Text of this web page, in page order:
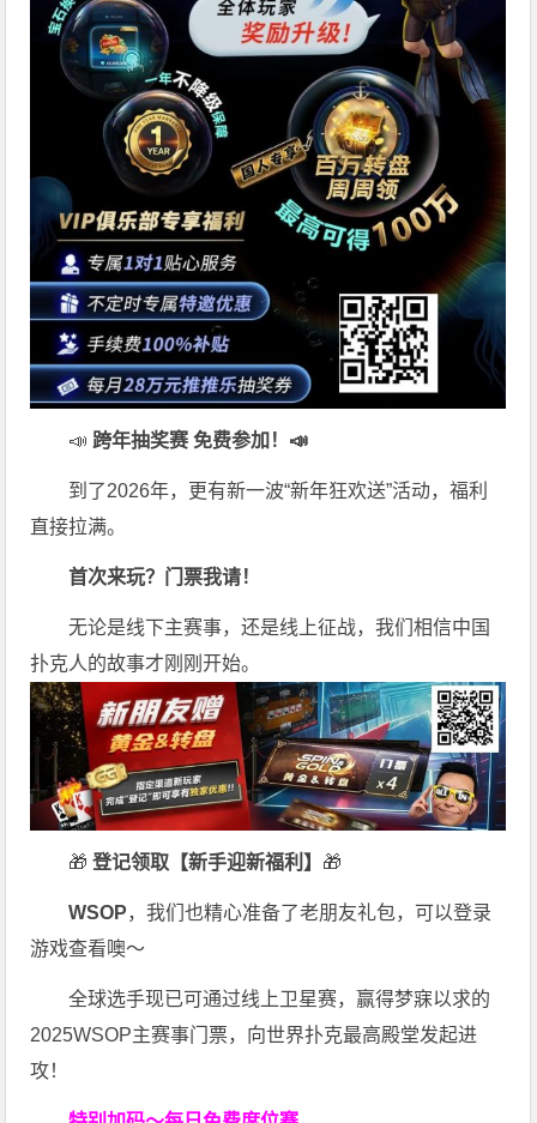
📣 跨年抽奖赛 免费参加 ！📣
到了2026年，更有新一波“新年狂欢送”活动，福利
直接拉满。
首次来玩？门票我请！
无论是线下主赛事，还是线上征战，我们相信中国
扑克人的故事才刚刚开始。
🎁 登记领取【新手迎新福利】 🎁
WSOP，我们也精心准备了老朋友礼包，可以登录
游戏查看噢～
全球选手现已可通过线上卫星赛，赢得梦寐以求的
2025WSOP主赛事门票，向世界扑克最高殿堂发起进
攻！